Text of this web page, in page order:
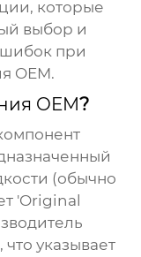
которые
выбор и
при
OEM.
OEM?
(обычно
'Original
указывает